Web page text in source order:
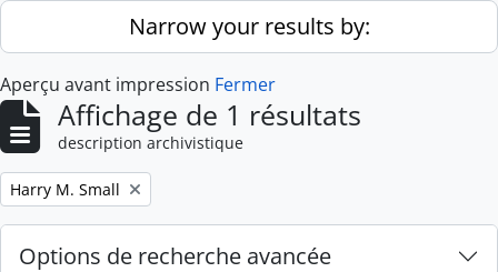
Skip to main contentNarrow your results by:
Aperçu avant impression Fermer
Affichage de 1 résultats
description archivistique
Remove filter:
Harry M. Small
Options de recherche avancée